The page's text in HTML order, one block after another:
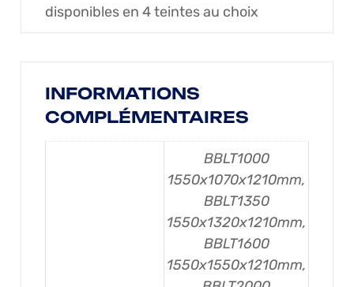
disponibles en 4 teintes au choix
INFORMATIONS
COMPLÉMENTAIRES
BBLT1000
1550x1070x1210mm,
BBLT1350
1550x1320x1210mm,
BBLT1600
1550x1550x1210mm,